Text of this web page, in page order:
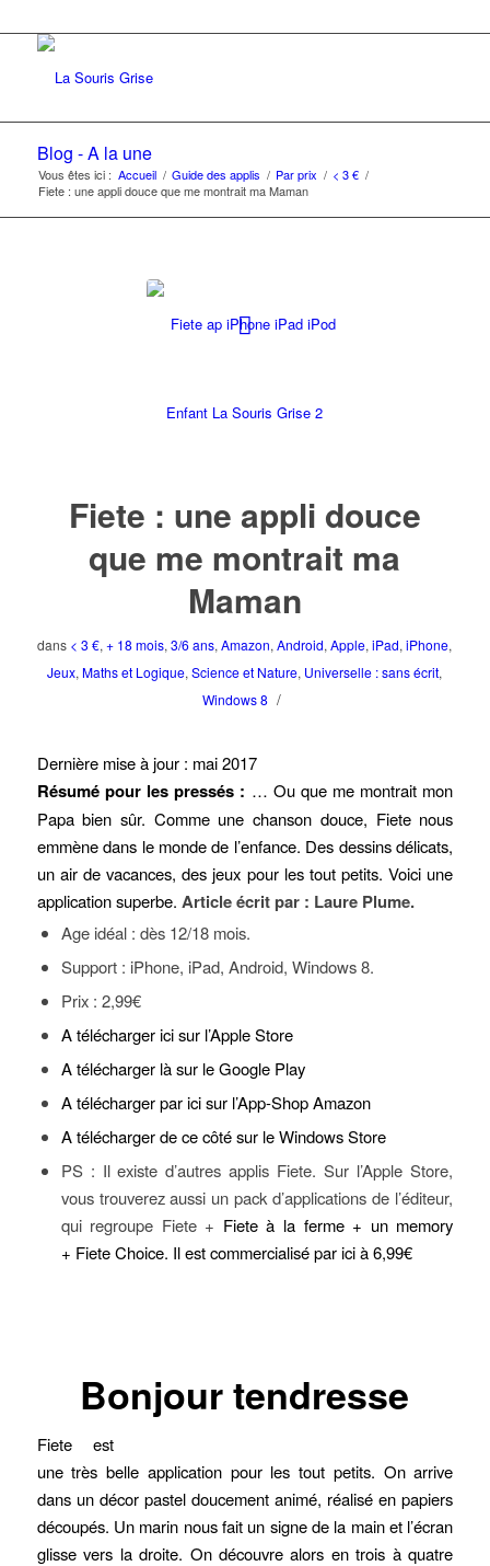
Blog - A la une
Vous êtes ici : Accueil / Guide des applis / Par prix / < 3 € /
Fiete : une appli douce que me montrait ma Maman
Fiete : une appli douce
que me montrait ma
Maman
dans < 3 €,+ 18 mois,3/6 ans,Amazon,Android,Apple,iPad,iPhone,
Jeux, Maths et Logique,Science et Nature, Universelle : sans écrit,
Windows 8 /
Dernière mise à jour : mai 2017
Résumé pour les pressés : … Ou que me montrait mon
Papa bien sûr. Comme une chanson douce, Fiete nous
emmène dans le monde de l’enfance. Des dessins délicats,
un air de vacances, des jeux pour les tout petits. Voici une
application superbe. Article écrit par : Laure Plume.
Age idéal : dès 12/18 mois.
Support : iPhone, iPad, Android, Windows 8.
Prix : 2,99€
A télécharger ici sur l’Apple Store
A télécharger là sur le Google Play
A télécharger par ici sur l’App-Shop Amazon
A télécharger de ce côté sur le Windows Store
PS : Il existe d’autres applis Fiete. Sur l’Apple Store,
vous trouverez aussi un pack d’applications de l’éditeur,
qui regroupe Fiete + Fiete à la ferme+ un memory
+ Fiete Choice. Il est commercialisé par ici à 6,99€
Bonjour tendresse
Fiete est
une très belle application pour les tout petits. On arrive
dans un décor pastel doucement animé, réalisé en papiers
découpés. Un marin nous fait un signe de la main et l’écran
glisse vers la droite. On découvre alors en trois à quatre